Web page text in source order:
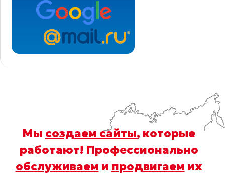
Мы создаем сайты, которые
работают! Профессионально
обслуживаем и продвигаем их